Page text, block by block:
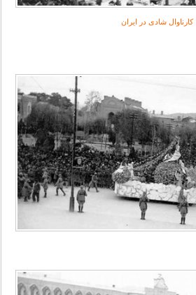
کارناوال شادی در ایران